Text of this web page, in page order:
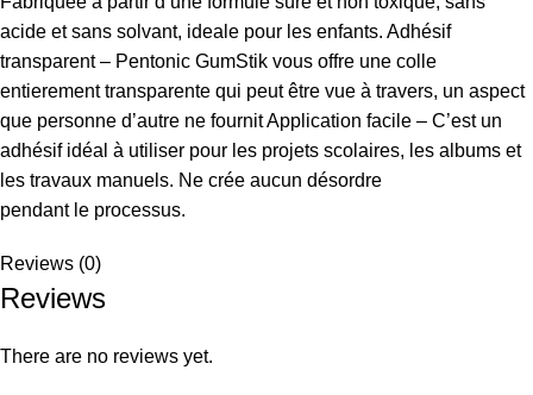
acide et sans solvant, ideale pour les enfants. Adhésif
transparent – Pentonic GumStik vous offre une colle
entierement transparente qui peut être vue à travers, un aspect
que personne d’autre ne fournit Application facile – C’est un
adhésif idéal à utiliser pour les projets scolaires, les albums et
les travaux manuels. Ne crée aucun désordre
pendant le processus.
Reviews (0)
Reviews
There are no reviews yet.